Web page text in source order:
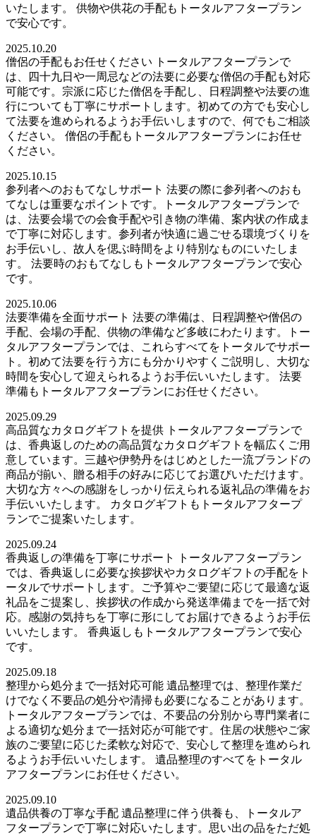
いたします。 供物や供花の手配もトータルアフタープラン
で安心です。
2025.10.20
僧侶の手配もお任せください トータルアフタープランで
は、四十九日や一周忌などの法要に必要な僧侶の手配も対応
可能です。宗派に応じた僧侶を手配し、日程調整や法要の進
行についても丁寧にサポートします。初めての方でも安心し
て法要を進められるようお手伝いしますので、何でもご相談
ください。 僧侶の手配もトータルアフタープランにお任せ
ください。
2025.10.15
参列者へのおもてなしサポート 法要の際に参列者へのおも
てなしは重要なポイントです。トータルアフタープランで
は、法要会場での会食手配や引き物の準備、案内状の作成ま
で丁寧に対応します。参列者が快適に過ごせる環境づくりを
お手伝いし、故人を偲ぶ時間をより特別なものにいたしま
す。 法要時のおもてなしもトータルアフタープランで安心
です。
2025.10.06
法要準備を全面サポート 法要の準備は、日程調整や僧侶の
手配、会場の手配、供物の準備など多岐にわたります。トー
タルアフタープランでは、これらすべてをトータルでサポー
ト。初めて法要を行う方にも分かりやすくご説明し、大切な
時間を安心して迎えられるようお手伝いいたします。 法要
準備もトータルアフタープランにお任せください。
2025.09.29
高品質なカタログギフトを提供 トータルアフタープランで
は、香典返しのための高品質なカタログギフトを幅広くご用
意しています。三越や伊勢丹をはじめとした一流ブランドの
商品が揃い、贈る相手の好みに応じてお選びいただけます。
大切な方々への感謝をしっかり伝えられる返礼品の準備をお
手伝いいたします。 カタログギフトもトータルアフタープ
ランでご提案いたします。
2025.09.24
香典返しの準備を丁寧にサポート トータルアフタープラン
では、香典返しに必要な挨拶状やカタログギフトの手配をト
ータルでサポートします。ご予算やご要望に応じて最適な返
礼品をご提案し、挨拶状の作成から発送準備までを一括で対
応。感謝の気持ちを丁寧に形にしてお届けできるようお手伝
いいたします。 香典返しもトータルアフタープランで安心
です。
2025.09.18
整理から処分まで一括対応可能 遺品整理では、整理作業だ
けでなく不要品の処分や清掃も必要になることがあります。
トータルアフタープランでは、不要品の分別から専門業者に
よる適切な処分まで一括対応が可能です。住居の状態やご家
族のご要望に応じた柔軟な対応で、安心して整理を進められ
るようお手伝いいたします。 遺品整理のすべてをトータル
アフタープランにお任せください。
2025.09.10
遺品供養の丁寧な手配 遺品整理に伴う供養も、トータルア
フタープランで丁寧に対応いたします。思い出の品をただ処